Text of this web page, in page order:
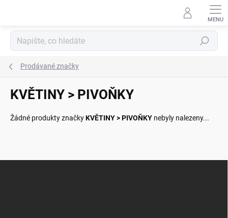
Hledat
Prodávané značky
KVĚTINY > PIVOŇKY
Žádné produkty značkyKVĚTINY > PIVOŇKY nebyly nalezeny...